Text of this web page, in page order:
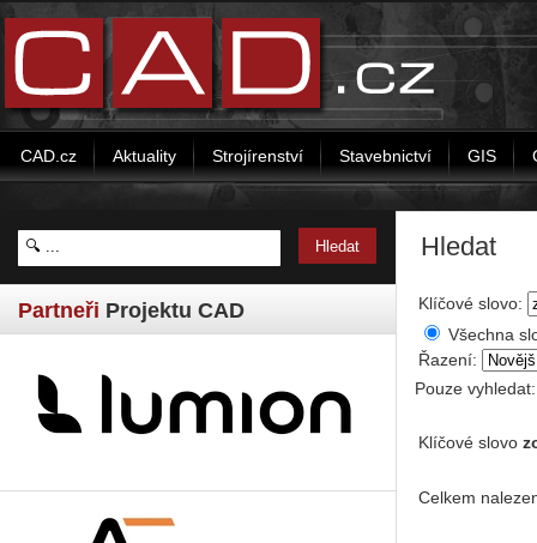
CAD.cz Aktuality Strojírenství Stavebnictví GIS
Partneři Projektu CAD
Hledat
Klíčové slovo:
Všechna
Řazení:
Pouze
Klíčové slovo
Celkem